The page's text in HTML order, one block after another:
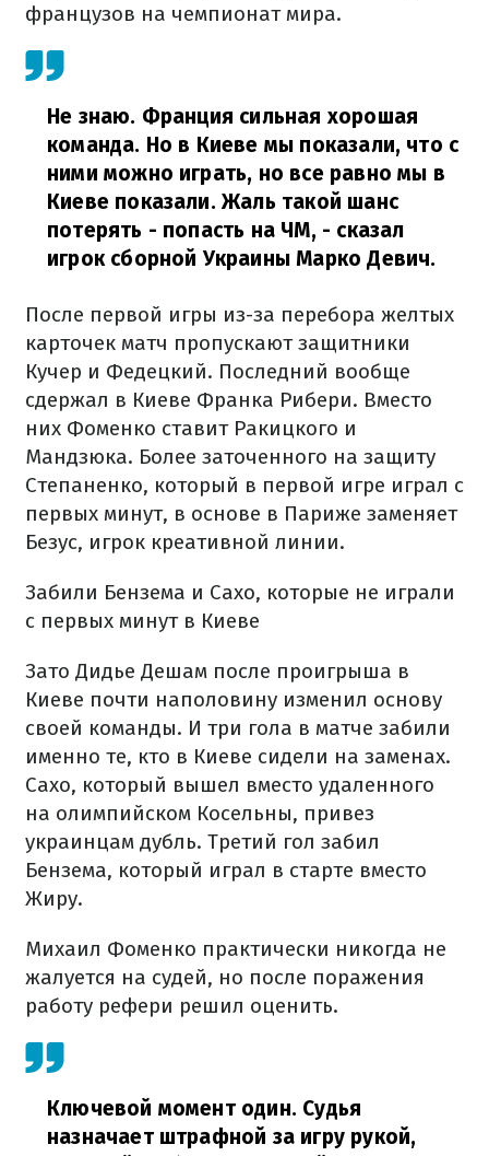
французов на чемпионат мира.
Не знаю. Франция сильная хорошая
команда. Но в Киеве мы показали, что с
ними можно играть, но все равно мы в
Киеве показали. Жаль такой шанс
потерять - попасть на ЧМ, - сказал
игрок сборной Украины Марко Девич.
После первой игры из-за перебора желтых
карточек матч пропускают защитники
Кучер и Федецкий. Последний вообще
сдержал в Киеве Франка Рибери. Вместо
них Фоменко ставит Ракицкого и
Мандзюка. Более заточенного на защиту
Степаненко, который в первой игре играл с
первых минут, в основе в Париже заменяет
Безус, игрок креативной линии.
Забили Бензема и Сахо, которые не играли
с первых минут в Киеве
Зато Дидье Дешам после проигрыша в
Киеве почти наполовину изменил основу
своей команды. И три гола в матче забили
именно те, кто в Киеве сидели на заменах.
Сахо, который вышел вместо удаленного
на олимпийском Косельны, привез
украинцам дубль. Третий гол забил
Бензема, который играл в старте вместо
Жиру.
Михаил Фоменко практически никогда не
жалуется на судей, но после поражения
работу рефери решил оценить.
Ключевой момент один. Судья
назначает штрафной за игру рукой,